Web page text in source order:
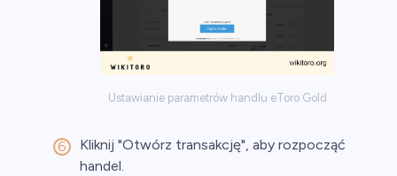
Ustawianie parametrów handlu eToro Gold
Kliknij "Otwórz transakcję", aby rozpocząć
handel.